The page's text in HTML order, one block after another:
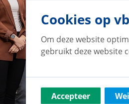
Cookies op
Om deze website
gebruikt deze website
Accepteer